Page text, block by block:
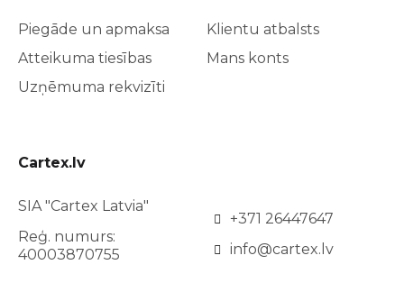
Piegāde un apmaksa
Atteikuma tiesības
Uzņēmuma rekvizīti
Klientu atbalsts
Mans konts
Cartex.lv
SIA "Cartex Latvia"
Reģ. numurs:
40003870755
+371 26447647
info@cartex.lv